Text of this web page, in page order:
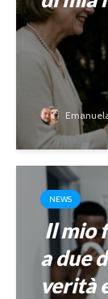
NEWS
Il mio
a due
verità